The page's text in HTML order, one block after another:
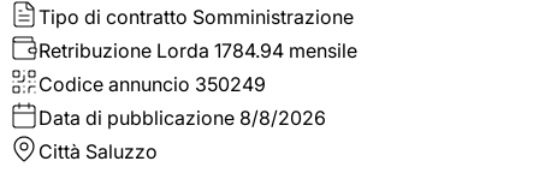
Tipo di contratto Somministrazione
Retribuzione Lorda 1784.94 mensile
Codice annuncio 350249
Data di pubblicazione 8/8/2026
Città Saluzzo